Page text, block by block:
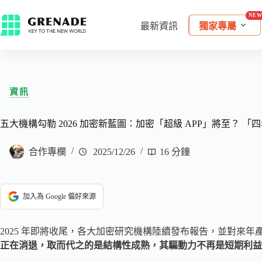
最新資訊 獨家專屬
資訊
五大機構勾勒 2026 加密新藍圖：加密「超級 APP」將至？ 「
合作專欄 2025/12/26 16 分鐘
加入為 Google 偏好來源
2025 年即將收尾，各大加密研究機構陸續發布報告，並對來年
正在消退，取而代之的是結構性成熟，其驅動力不再是短期利